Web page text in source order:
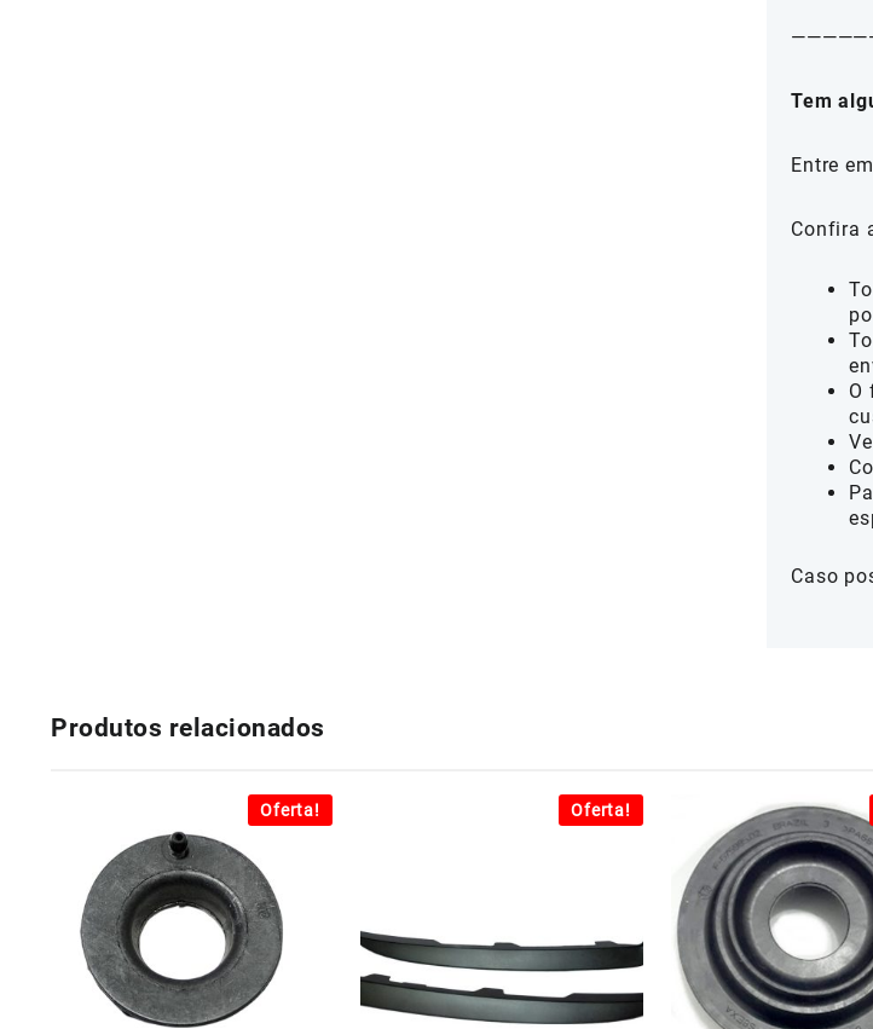
Tem
Entre
Confira
O
Caso
Produtos relacionados
Oferta! Oferta!